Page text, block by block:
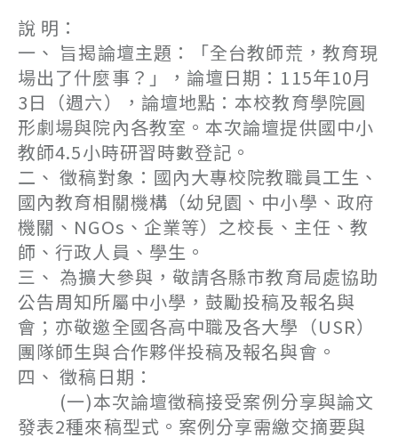
說 明：
一、 旨揭論壇主題：「全台教師荒，教育現
場出了什麼事？」，論壇日期：115年10月
3日（週六），論壇地點：本校教育學院圓
形劇場與院內各教室。本次論壇提供國中小
教師4.5小時研習時數登記。
二、 徵稿對象：國內大專校院教職員工生、
國內教育相關機構（幼兒園、中小學、政府
機關、NGOs、企業等）之校長、主任、教
師、行政人員、學生。
三、 為擴大參與，敬請各縣市教育局處協助
公告周知所屬中小學，鼓勵投稿及報名與
會；亦敬邀全國各高中職及各大學（USR）
團隊師生與合作夥伴投稿及報名與會。
四、 徵稿日期：
(一)本次論壇徵稿接受案例分享與論文
發表2種來稿型式。案例分享需繳交摘要與